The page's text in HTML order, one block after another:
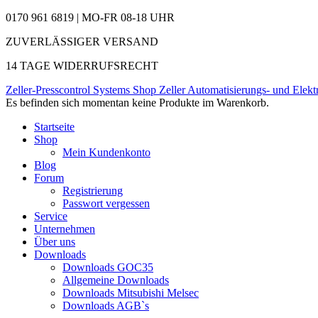
0170 961 6819 | MO-FR 08-18 UHR
ZUVERLÄSSIGER VERSAND
14 TAGE WIDERRUFSRECHT
Zeller-Presscontrol Systems Shop Zeller Automatisierungs- und
Es befinden sich momentan keine Produkte im Warenkorb.
Startseite
Shop
Mein Kundenkonto
Blog
Forum
Registrierung
Passwort vergessen
Service
Unternehmen
Über uns
Downloads
Downloads GOC35
Allgemeine Downloads
Downloads Mitsubishi Melsec
Downloads AGB`s